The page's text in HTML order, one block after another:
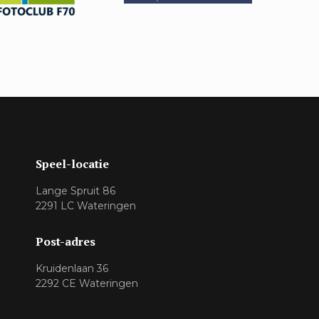
Speel-locatie
Lange Spruit 86
2291 LC Wateringen
Post-adres
Kruidenlaan 36
2292 CE Wateringen